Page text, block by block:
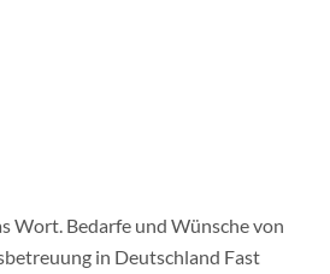
Wort. Bedarfe und Wünsche von
in Deutschland Fast